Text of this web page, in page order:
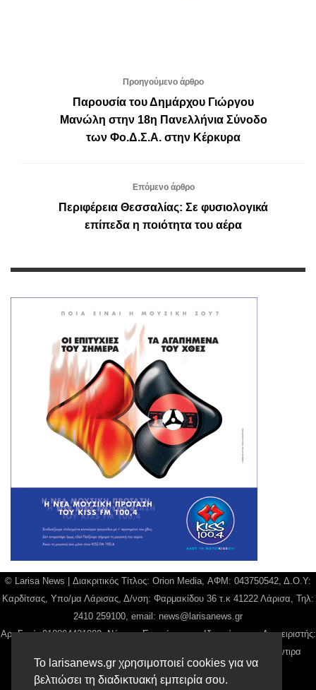
Το larisanews.gr χρησιμοποιεί cookies για να
βελτιώσει τη διαδικτυακή εμπειρία σου.
Προηγούμενο άρθρο
Παρουσία του Δημάρχου Γιώργου
Μανώλη στην 18η Πανελλήνια Σύνοδο
των Φο.Δ.Σ.Α. στην Κέρκυρα
Επόμενο άρθρο
Περιφέρεια Θεσσαλίας: Σε φυσιολογικά
επίπεδα η ποιότητα του αέρα
© Larisa News | Διακριτικός Τίτλος: Orion Media, ΑΦΜ: 043750542, Δ.Ο.Υ:
Καρδίτσας, Υπο/μα Λάρισας, Δ/νση: Φαρμακίδου 36 τ.κ 41222 Λάρισα, Τηλ:
2410 259100, email: news@larisanews.gr
Αρ. Γεμή: 018804431000, Νόμιμος Εκπρόσωπος, Ιδιοκτήτης και Διαχειριστής:
Παναγιώτης Φιλίππου, Διευθύντρια: Γιαννουσά Βασιλική, Διευθύντιρα
Σύνταξης: Μπαλαμπάνη Βασιλική.
Δικαιούχος domain name Παναγιώτης Φιλίππου